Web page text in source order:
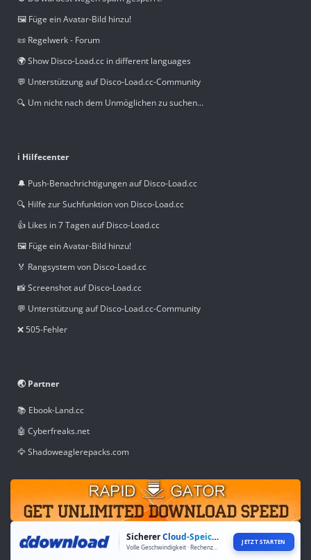
🖼️ Füge ein Avatar-Bild hinzu!
📜 Regelwerk - Forum
🌍 Show Disco-Load.cc in different languages
💬 Unterstützung auf Disco-Load.cc-Community
🔍 Um nicht nach dem Unmöglichen zu suchen...
ℹ️ Hilfecenter
🔔 Push-Benachrichtigungen auf Disco-Load.cc
🔍 Hilfe zur Suchfunktion von Disco-Load.cc
👍 Likes in 7 Tagen auf Disco-Load.cc
🖼️ Füge ein Avatar-Bild hinzu!
🏅 Rangsystem von Disco-Load.cc
📸 Screenshot auf Disco-Load.cc
💬 Unterstützung auf Disco-Load.cc-Community
❌ 505-Fehler
🌏 Partner
📚 Ebook-Land.cc
🤖 Cyberfreaks.net
🦅 Shadoweaglerepacks.com
SichererCloud-Speicher JETZT STARTEN